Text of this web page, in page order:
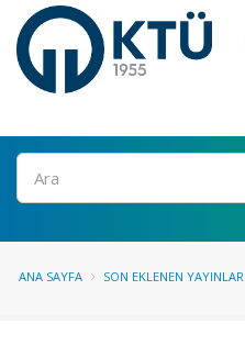
Ara
ANA SAYFA SON EKLENEN YAYINLAR